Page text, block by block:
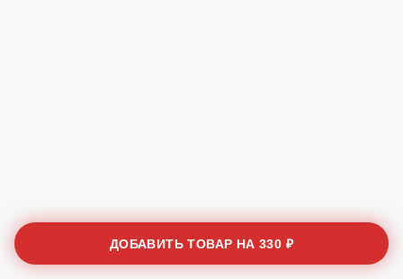
ДОБАВИТЬ ТОВАР НА330 ₽